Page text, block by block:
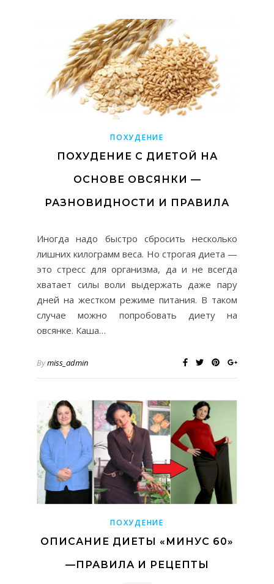
ПОХУДЕНИЕ
ПОХУДЕНИЕ С ДИЕТОЙ НА
ОСНОВЕ ОВСЯНКИ —
РАЗНОВИДНОСТИ И ПРАВИЛА
Иногда надо быстро сбросить несколько
лишних килограмм веса. Но строгая диета —
это стресс для организма, да и не всегда
хватает силы воли выдержать даже пару
дней на жестком режиме питания. В таком
случае можно попробовать диету на
овсянке. Каша…
Bymiss_admin
ПОХУДЕНИЕ
ОПИСАНИЕ ДИЕТЫ «МИНУС 60»
—ПРАВИЛА И РЕЦЕПТЫ